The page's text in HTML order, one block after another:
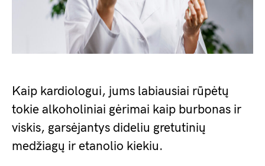
Kaip kardiologui, jums labiausiai rūpėtų
tokie alkoholiniai gėrimai kaip burbonas ir
viskis, garsėjantys dideliu gretutinių
medžiagų ir etanolio kiekiu.